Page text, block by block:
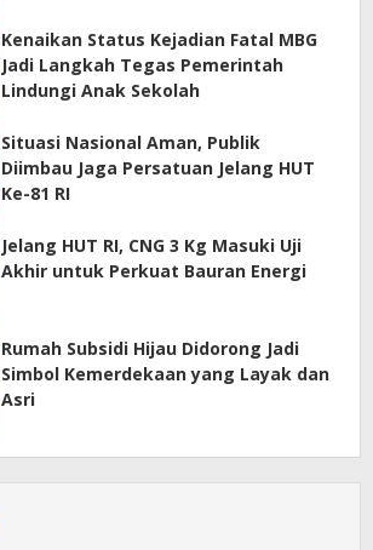
Kenaikan Status Kejadian Fatal MBG
Jadi Langkah Tegas Pemerintah
Lindungi Anak Sekolah
Situasi Nasional Aman, Publik
Diimbau Jaga Persatuan Jelang HUT
Ke-81 RI
Jelang HUT RI, CNG 3 Kg Masuki Uji
Akhir untuk Perkuat Bauran Energi
Rumah Subsidi Hijau Didorong Jadi
Simbol Kemerdekaan yang Layak dan
Asri